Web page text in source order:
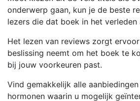
onderwerp gaan, kun je de beste
lezers die dat boek in het verleden
Het lezen van reviews zorgt
beslissing neemt om het boek te
bij jouw voorkeuren past.
Vind gemakkelijk alle
hormonen waarin u mogelijk